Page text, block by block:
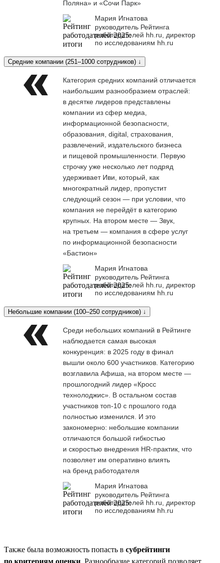
Поляна» и «Сочи Парк»
Мария Игнатова
руководитель Рейтинга
работодателей hh.ru, директор
по исследованиям hh.ru
Средние компании (251–1000 сотрудников) ↓
Категория средних компаний отличается
наибольшим разнообразием отраслей:
в десятке лидеров представлены
компании из сфер медиа,
информационной безопасности,
образования, digital, страхования,
развлечений, издательского бизнеса
и пищевой промышленности. Первую
строчку уже несколько лет подряд
удерживает Иви, который, как
многократный лидер, пропустит
следующий сезон — при условии, что
компания не перейдёт в категорию
крупных. На втором месте — Звук,
на третьем — компания в сфере услуг
по информационной безопасности
«Бастион»
Мария Игнатова
руководитель Рейтинга
работодателей hh.ru, директор
по исследованиям hh.ru
Небольшие компании (100–250 сотрудников) ↓
Среди небольших компаний в Рейтинге
наблюдается самая высокая
конкуренция: в 2025 году в финал
вышли около 600 участников. Категорию
возглавила Афиша, на втором месте —
прошлогодний лидер «Кросс
технолоджис». В остальном состав
участников топ-10 с прошлого года
полностью изменился. И это
закономерно: небольшие компании
отличаются большой гибкостью
и скоростью внедрения HR-практик, что
позволяет им оперативно влиять
на бренд работодателя
Мария Игнатова
руководитель Рейтинга
работодателей hh.ru, директор
по исследованиям hh.ru
Также была возможность попасть в субрейтинги
по критериям оценки . Разнообразие категорий позволяет